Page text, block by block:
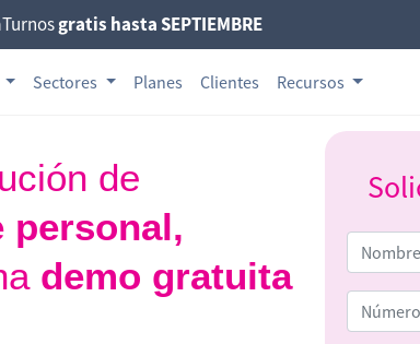
gratis hasta SEPTIEMBRE
Sectores Planes Clientes Recursos
de
personal,
demo gratuita